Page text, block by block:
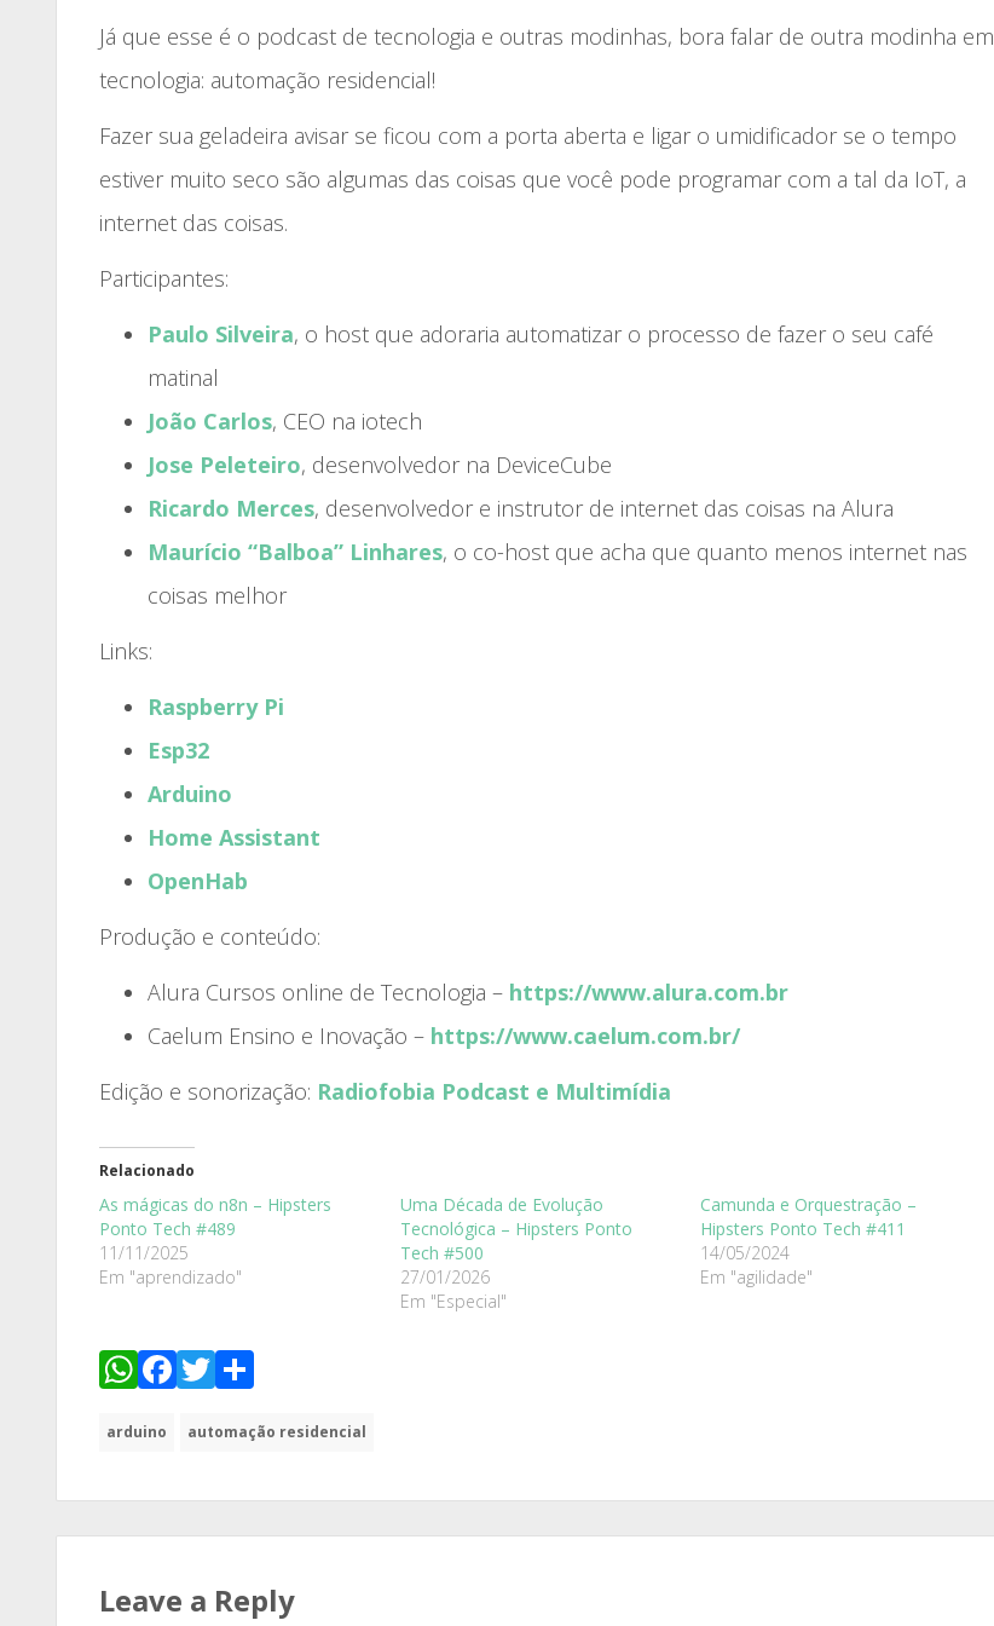
ou
Já que esse é o podcast de tecnologia e outras modinhas, bora falar de outra modinha em
tecnologia: automação residencial!
Fazer sua geladeira avisar se ficou com a porta aberta e ligar o umidificador se o tempo
estiver muito seco são algumas das coisas que você pode programar com a tal da IoT, a
internet das coisas.
Participantes:
Paulo Silveira, o host que adoraria automatizar o processo de fazer o seu café
matinal
João Carlos, CEO na iotech
Jose Peleteiro, desenvolvedor na DeviceCube
Ricardo Merces, desenvolvedor e instrutor de internet das coisas na Alura
Maurício “Balboa” Linhares, o co-host que acha que quanto menos internet nas
coisas melhor
Links:
Raspberry Pi
Esp32
Arduino
Home Assistant
OpenHab
Produção e conteúdo:
Alura Cursos online de Tecnologia – https://www.alura.com.br
Caelum Ensino e Inovação – https://www.caelum.com.br/
Edição e sonorização: Radiofobia Podcast e Multimídia
Relacionado
As mágicas do n8n – Hipsters
Ponto Tech #489
11/11/2025
Em "aprendizado"
Uma Década de Evolução
Tecnológica – Hipsters Ponto
Tech #500
27/01/2026
Em "Especial"
Camunda e Orquestração –
Hipsters Ponto Tech #411
14/05/2024
Em "agilidade"
WhatsApp
Facebook
Twitter
arduino automação residencial
Leave a Reply